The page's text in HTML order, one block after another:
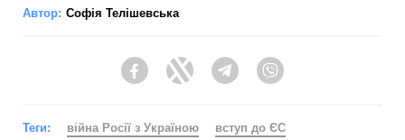
Автор: Софія Телішевська
FacebookTwitter Telegram
Теги: війна Росії з Україною вступ до ЄС